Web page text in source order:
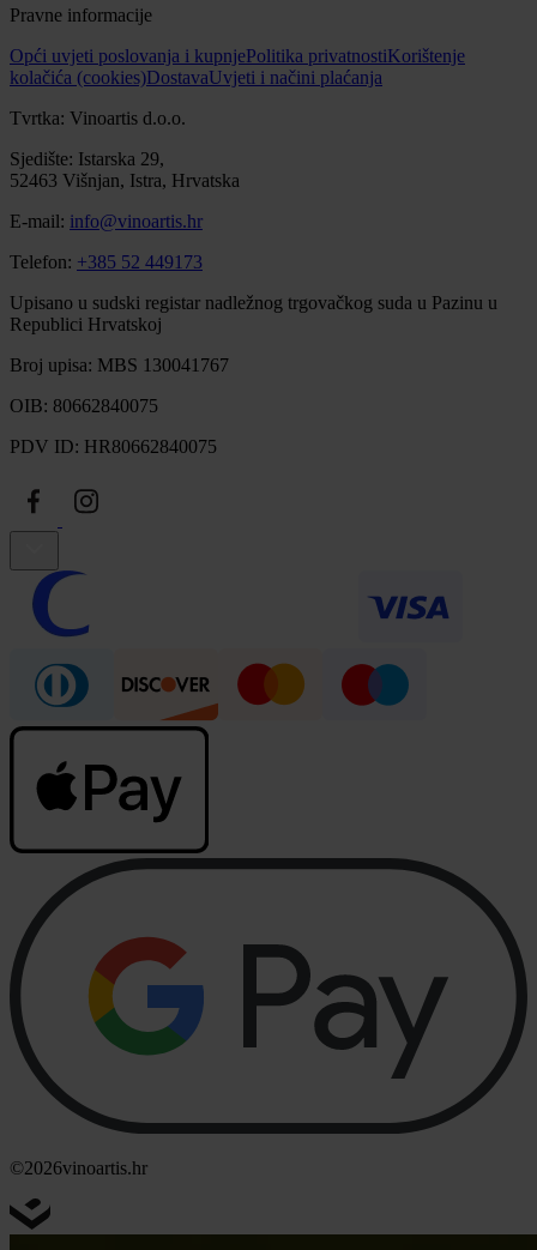
Pravne informacije
Opći uvjeti poslovanja i kupnjePolitika privatnostiKorištenje
kolačića (cookies)DostavaUvjeti i načini plaćanja
Tvrtka: Vinoartis d.o.o.
Sjedište: Istarska 29,
52463 Višnjan, Istra, Hrvatska
E-mail: info@vinoartis.hr
Telefon: +385 52 449173
Upisano u sudski registar nadležnog trgovačkog suda u Pazinu u
Republici Hrvatskoj
Broj upisa: MBS 130041767
OIB: 80662840075
PDV ID: HR80662840075
©2026vinoartis.hr